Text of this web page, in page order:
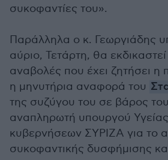
συκοφαντίες του».
Παράλληλα ο κ. Γεωργιάδης
αύριο, Τετάρτη, θα
αναβολές που έχει ζητήσει
η μηνυτήρια αναφορά του
της συζύγου του σε βάρος
αναπληρωτή υπουργού
κυβερνήσεων ΣΥΡΙΖΑ για το
συκοφαντικής δυσφήμισης